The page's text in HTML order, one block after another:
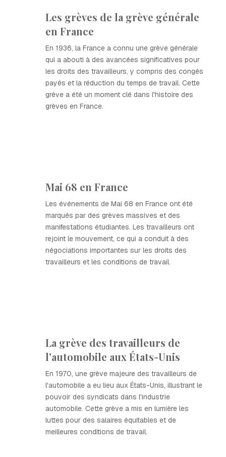
Les grèves de la grève générale
en France
En 1936, la France a connu une grève générale
qui a abouti à des avancées significatives pour
les droits des travailleurs, y compris des congés
payés et la réduction du temps de travail. Cette
grève a été un moment clé dans l'histoire des
grèves en France.
Mai 68 en France
Les événements de Mai 68 en France ont été
marqués par des grèves massives et des
manifestations étudiantes. Les travailleurs ont
rejoint le mouvement, ce qui a conduit à des
négociations importantes sur les droits des
travailleurs et les conditions de travail.
La grève des travailleurs de
l'automobile aux États-Unis
En 1970, une grève majeure des travailleurs de
l'automobile a eu lieu aux États-Unis, illustrant le
pouvoir des syndicats dans l'industrie
automobile. Cette grève a mis en lumière les
luttes pour des salaires équitables et de
meilleures conditions de travail.